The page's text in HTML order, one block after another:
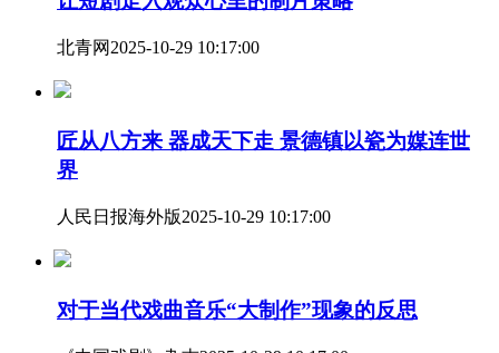
北青网 2025-10-29 10:17:00
匠从八方来 器成天下走 景德镇以瓷为媒连世
界
人民日报海外版2025-10-29 10:17:00
对于当代戏曲音乐“大制作”现象的反思